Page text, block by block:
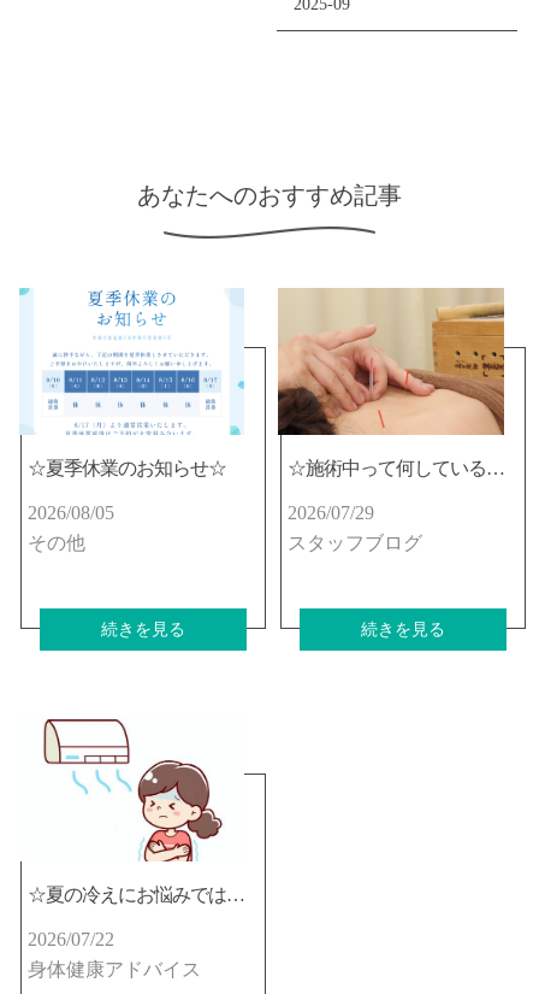
2025-09
あなたへのおすすめ記事
☆夏季休業のお知らせ☆
2026/08/05
その他
続きを見る
☆施術中って何しているの？☆
2026/07/29
スタッフブログ
続きを見る
☆夏の冷えにお悩みではないですか？☆
2026/07/22
身体健康アドバイス